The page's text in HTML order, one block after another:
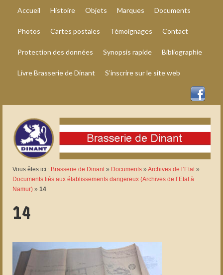
Accueil Histoire Objets Marques Documents
Photos Cartes postales Témoignages Contact
Protection des données Synopsis rapide Bibliographie
Livre Brasserie de Dinant S’inscrire sur le site web
Vous êtes ici : Brasserie de Dinant» Documents » Archives de l’Etat»
Documents liés aux établissements dangereux (Archives de l’Etat à
Namur) » 14
14